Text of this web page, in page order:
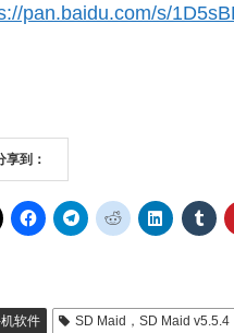
pan.baidu.com/s/
享到：
软件 SD Maid，SD Maid v5.5.4